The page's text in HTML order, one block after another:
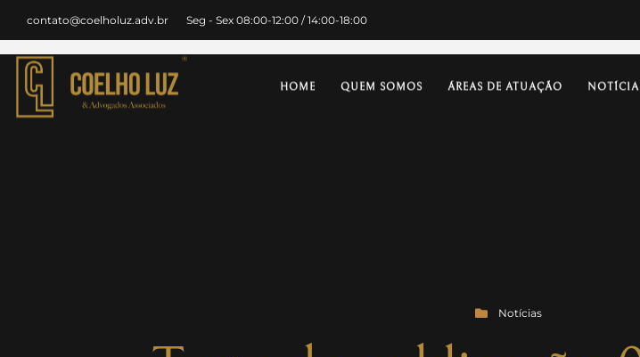
contato@coelholuz.adv.br Seg - Sex 08:00-12:00 / 14:00-18:00
HOME QUEM SOMOS ÁREAS DE ATUAÇÃO
Notícias